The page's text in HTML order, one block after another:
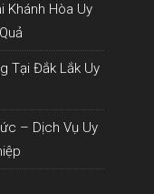
Khánh Hòa Uy
Tại Đắk Lắk Uy
– Dịch Vụ Uy